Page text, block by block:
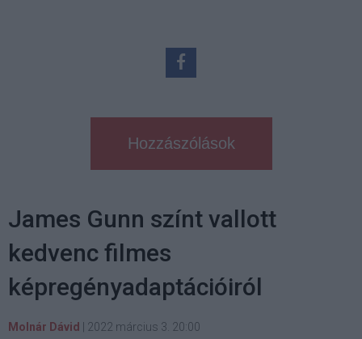
Hozzászólások
James Gunn színt vallott
kedvenc filmes
képregényadaptációiról
Molnár Dávid 2022 március 3. 20:00